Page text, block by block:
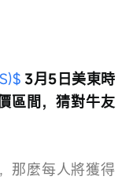
3月5日美東時
區間，猜對牛友
那麼每人將獲得